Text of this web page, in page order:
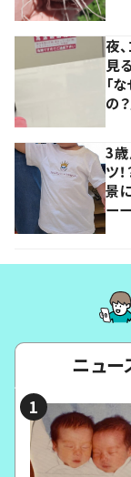
夜
見
「
の？
3歳
ツ
景
ーー
ニュー